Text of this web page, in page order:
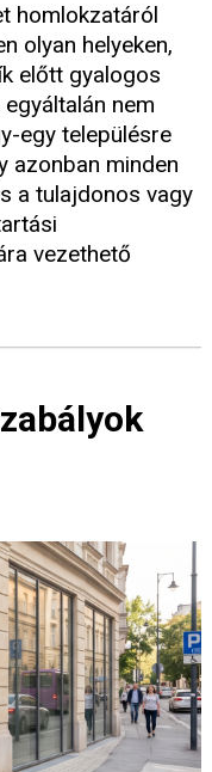
homlokzatáról
olyan helyeken,
előtt gyalogos
nem
egy településre
azonban minden
a tulajdonos vagy
vezethető